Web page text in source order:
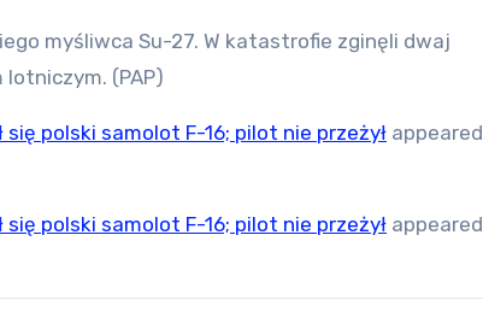
myśliwca Su-27. W katastrofie zginęli dwaj
(PAP)
się polski samolot F-16; pilot nie przeżył appeared
się polski samolot F-16; pilot nie przeżył appeared